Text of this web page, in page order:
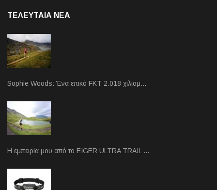
ΤΕΛΕΥΤΑΙΑ NEA
Sophie Woods: Ένα επικό FKT 2.018 χιλιομ…
Η εμπειρία μου από το EIGER ULTRA TRAIL …